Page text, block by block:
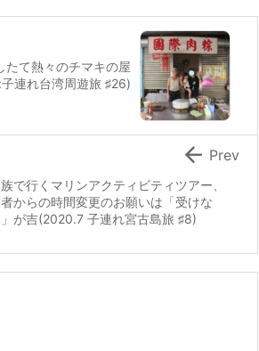
たて熱々のチマキの屋
連れ台湾周遊旅 ♯26)
で行くマリンアクティビティツアー、
からの時間変更のお願いは「受けな
が吉(2020.7 子連れ宮古島旅 ♯8)
 Prev